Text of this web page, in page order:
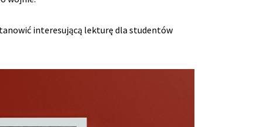
interesującą lekturę dla studentów